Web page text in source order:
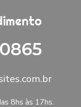
8hs às 17hs.